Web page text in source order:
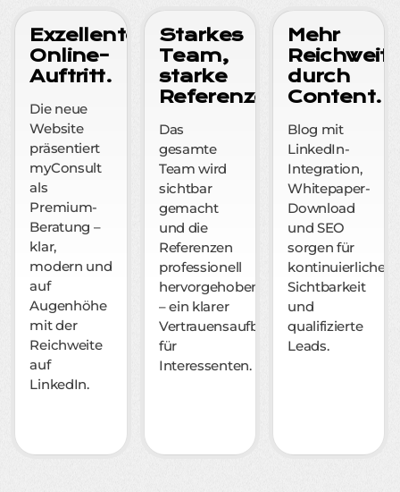
Exzellenter
Online-
Auftritt.
Die neue
Website
präsentiert
myConsult
als
Premium-
Beratung –
klar,
modern und
auf
Augenhöhe
mit der
Reichweite
auf
LinkedIn.
Starkes
Team,
starke
Referenzen.
Das
gesamte
Team wird
sichtbar
gemacht
und die
Referenzen
professionell
hervorgehoben
– ein klarer
Vertrauensaufbau
für
Interessenten.
Mehr
durch
Content.
Blog mit
LinkedIn-
Integration,
Whitepaper-
Download
und SEO
sorgen für
kontinuierliche
Sichtbarkeit
und
qualifizierte
Leads.